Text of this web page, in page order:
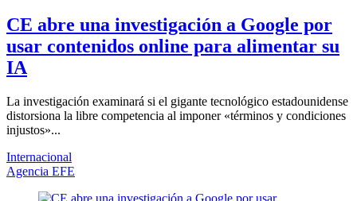
CE abre una investigación a Google por
usar contenidos online para alimentar su
IA
La investigación examinará si el gigante tecnológico estadounidense
distorsiona la libre competencia al imponer «términos y condiciones
injustos»...
Internacional
Agencia EFE